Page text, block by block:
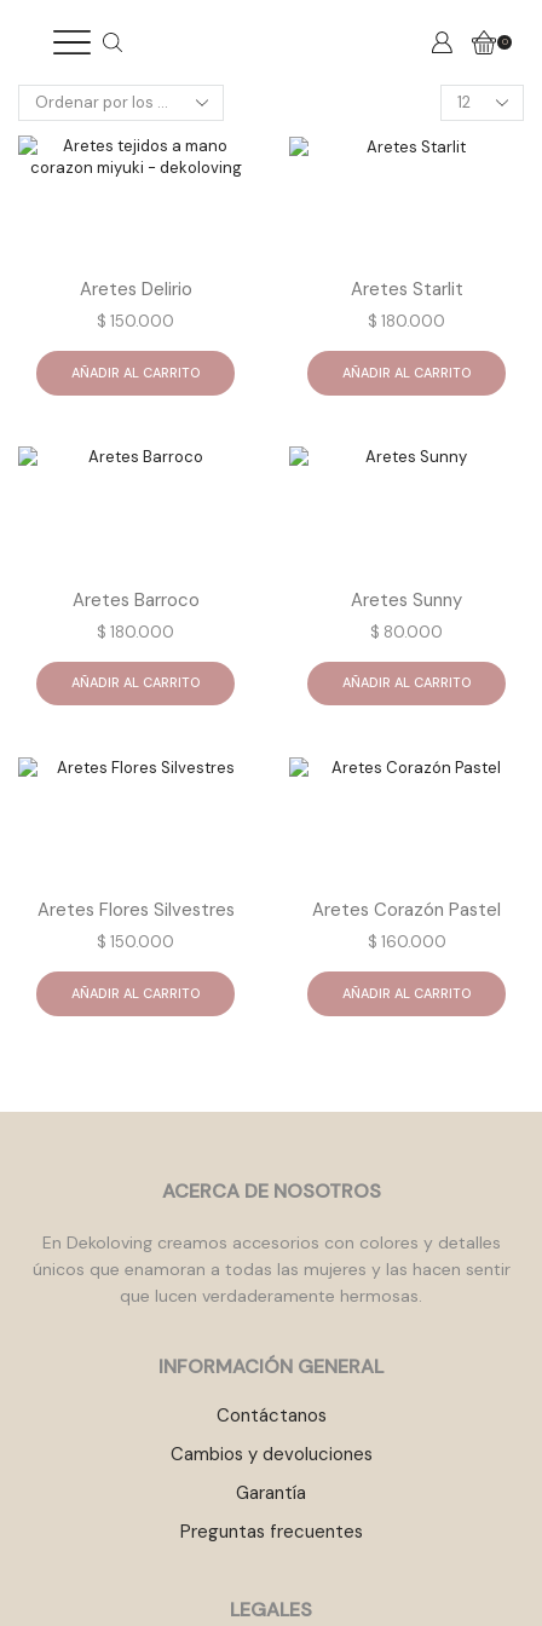
0
Products
per
page
Aretes Delirio
$ 150.000
AÑADIR AL CARRITO
Aretes Starlit
$ 180.000
AÑADIR AL CARRITO
Aretes Barroco
$ 180.000
AÑADIR AL CARRITO
Aretes Sunny
$ 80.000
AÑADIR AL CARRITO
Aretes Flores Silvestres
$ 150.000
AÑADIR AL CARRITO
Aretes Corazón Pastel
$ 160.000
AÑADIR AL CARRITO
ACERCA DE NOSOTROS
En Dekoloving creamos accesorios con colores y detalles
únicos que enamoran a todas las mujeres y las hacen sentir
que lucen verdaderamente hermosas.
INFORMACIÓN GENERAL
Contáctanos
Cambios y devoluciones
Garantía
Preguntas frecuentes
LEGALES